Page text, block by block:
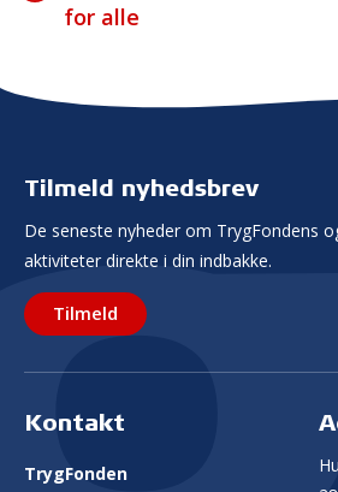
for alle
Tilmeld nyhedsbrev
De seneste nyheder om TrygFondens
aktiviteter direkte i din indbakke.
Tilmeld
Kontakt
TrygFonden